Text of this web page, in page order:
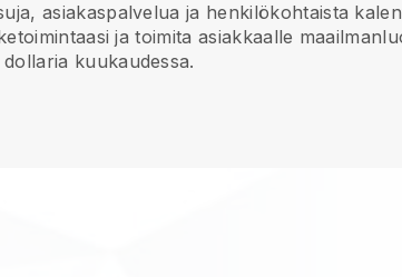
asiakaspalvelua ja henkilökohtaista
ja toimita asiakkaalle
kuukaudessa.